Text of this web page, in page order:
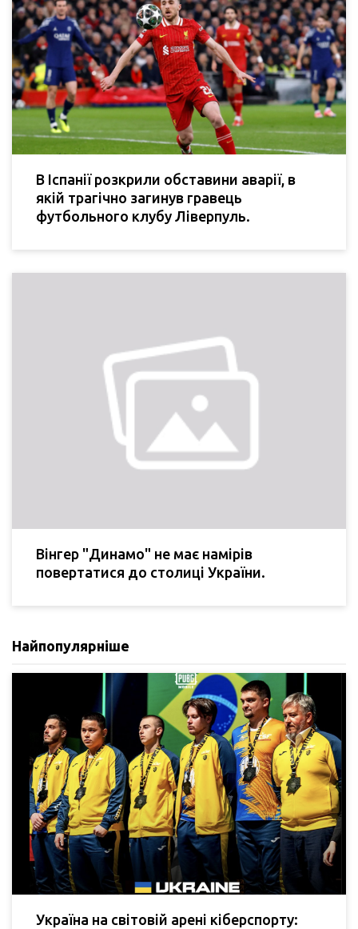
В Іспанії розкрили обставини аварії, в
якій трагічно загинув гравець
футбольного клубу Ліверпуль.
Вінгер "Динамо" не має намірів
повертатися до столиці України.
Найпопулярніше
Україна на світовій арені кіберспорту: